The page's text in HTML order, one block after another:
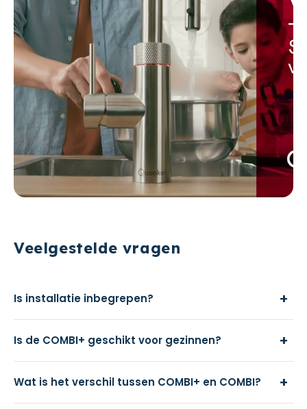
Veelgestelde vragen
Is installatie inbegrepen? +
Is de COMBI+ geschikt voor gezinnen? +
Wat is het verschil tussen COMBI+ en COMBI? +